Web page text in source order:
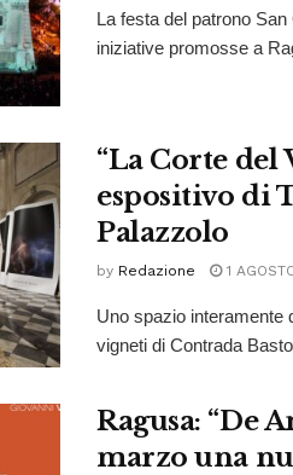
La festa del patrono
iniziative promosse a
“La Corte del
espositivo di
Palazzolo
by Redazione 1
Uno spazio interamente
vigneti di Contrada
Ragusa: “De
marzo una